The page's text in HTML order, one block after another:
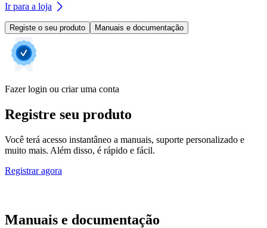
Ir para a loja
Registe o seu produto Manuais e documentação
Fazer login ou criar uma conta
Registre seu produto
Você terá acesso instantâneo a manuais, suporte personalizado e
muito mais. Além disso, é rápido e fácil.
Registrar agora
Manuais e documentação